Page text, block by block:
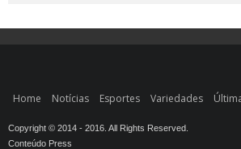
Home Notícias Esportes Variedades
Copyright © 2014 - 2016. All Rights Reserved.
Conteúdo Press